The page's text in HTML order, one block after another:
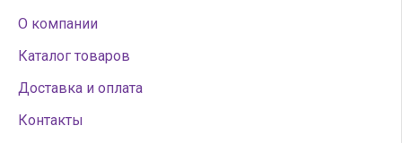
О компании
Каталог товаров
Доставка и оплата
Контакты